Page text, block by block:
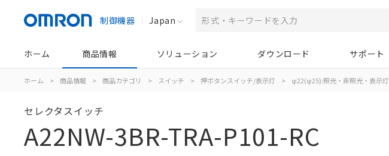
制御機器 Japan
ホーム 商品情報 ソリューション ダウンロード サポート
ホーム > 商品情報 > 商品カテゴリ > スイッチ > 押ボタンスイッチ/表示灯 > φ22(φ25):照光・非照光・表示灯
セレクタスイッチ
A22NW-3BR-TRA-P101-RC